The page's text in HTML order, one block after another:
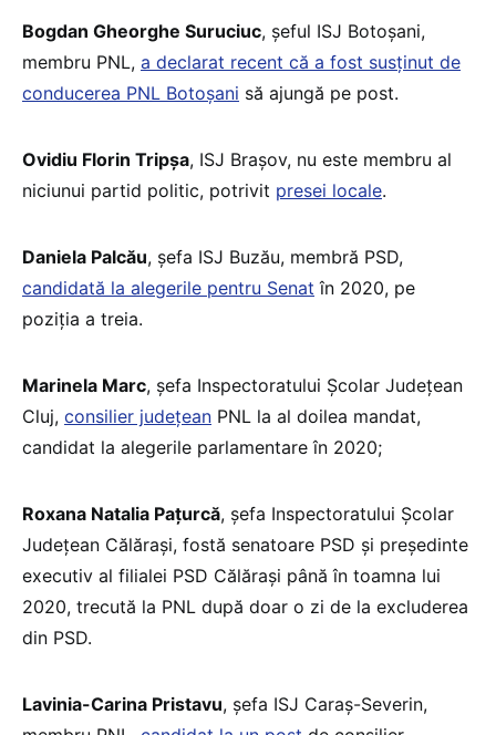
Bogdan Gheorghe Suruciuc, șeful ISJ Botoșani,
membru PNL, a declarat recent că a fost susținut de
conducerea PNL Botoșani să ajungă pe post.
Ovidiu Florin Tripșa, ISJ Brașov, nu este membru al
niciunui partid politic, potrivit presei locale.
Daniela Palcău, șefa ISJ Buzău, membră PSD,
candidată la alegerile pentru Senat în 2020, pe
poziția a treia.
Marinela Marc, șefa Inspectoratului Școlar Județean
Cluj, consilier județean PNL la al doilea mandat,
candidat la alegerile parlamentare în 2020;
Roxana Natalia Pațurcă, șefa Inspectoratului Școlar
Județean Călărași, fostă senatoare PSD și președinte
executiv al filialei PSD Călărași până în toamna lui
2020, trecută la PNL după doar o zi de la excluderea
din PSD.
Lavinia-Carina Pristavu, șefa ISJ Caraș-Severin,